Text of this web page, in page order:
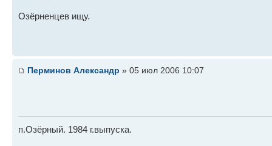
Озёрненцев ищу.
Перминов Александр » 05 июл 2006 10:07
п.Озёрный. 1984 г.выпуска.